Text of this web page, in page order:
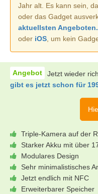
Jahr alt. Es kann sein,
oder das Gadget
aktuellsten Angeboten.
oder iOS, um kein
Jetzt wieder
gibt es jetzt schon für
Triple-Kamera auf der
Starker Akku mit über
Modulares Design
Sehr minimalistisches
Jetzt endlich mit NFC
Erweiterbarer Speicher